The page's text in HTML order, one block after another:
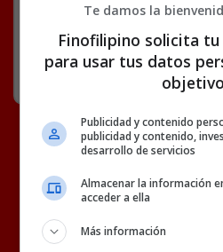
RANDOM HACE 3 SEMANAS
Te damos la
Finofilipino solicita
para usar tus datos
Publicidad y contenido
publicidad y contenido,
desarrollo de servicios
Almacenar la información
acceder a ella
Más información